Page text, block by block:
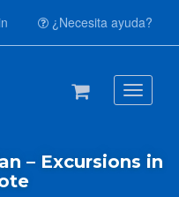
¿Necesita ayuda?
Toggle
– Excursions in